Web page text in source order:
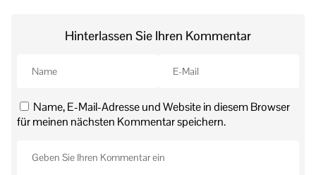
Hinterlassen Sie Ihren Kommentar
Name, E-Mail-Adresse und Website in diesem Browser
für meinen nächsten Kommentar speichern.